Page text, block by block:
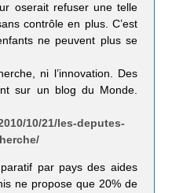
oserait refuser une telle
contrôle en plus. C’est
ne peuvent plus se
ni l’innovation. Des
sur un blog du Monde.
10/21/les-deputes-
par pays des aides
ne propose que 20% de